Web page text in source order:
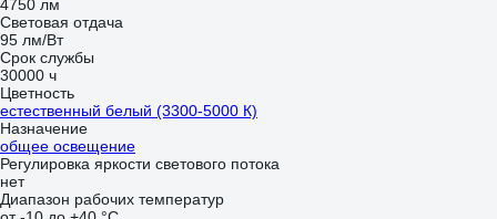
4750 лм
Световая отдача
95 лм/Вт
Срок службы
30000 ч
Цветность
естественный белый (3300-5000 К)
Назначение
общее освещение
Регулировка яркости светового потока
нет
Диапазон рабочих температур